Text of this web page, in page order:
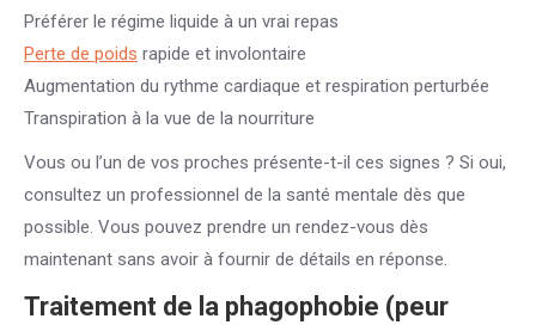
Préférer le régime liquide à un vrai repas
Perte de poids rapide et involontaire
Augmentation du rythme cardiaque et respiration perturbée
Transpiration à la vue de la nourriture
Vous ou l’un de vos proches présente-t-il ces signes ? Si oui,
consultez un professionnel de la santé mentale dès que
possible. Vous pouvez prendre un rendez-vous dès
maintenant sans avoir à fournir de détails en réponse.
Traitement de la phagophobie (peur